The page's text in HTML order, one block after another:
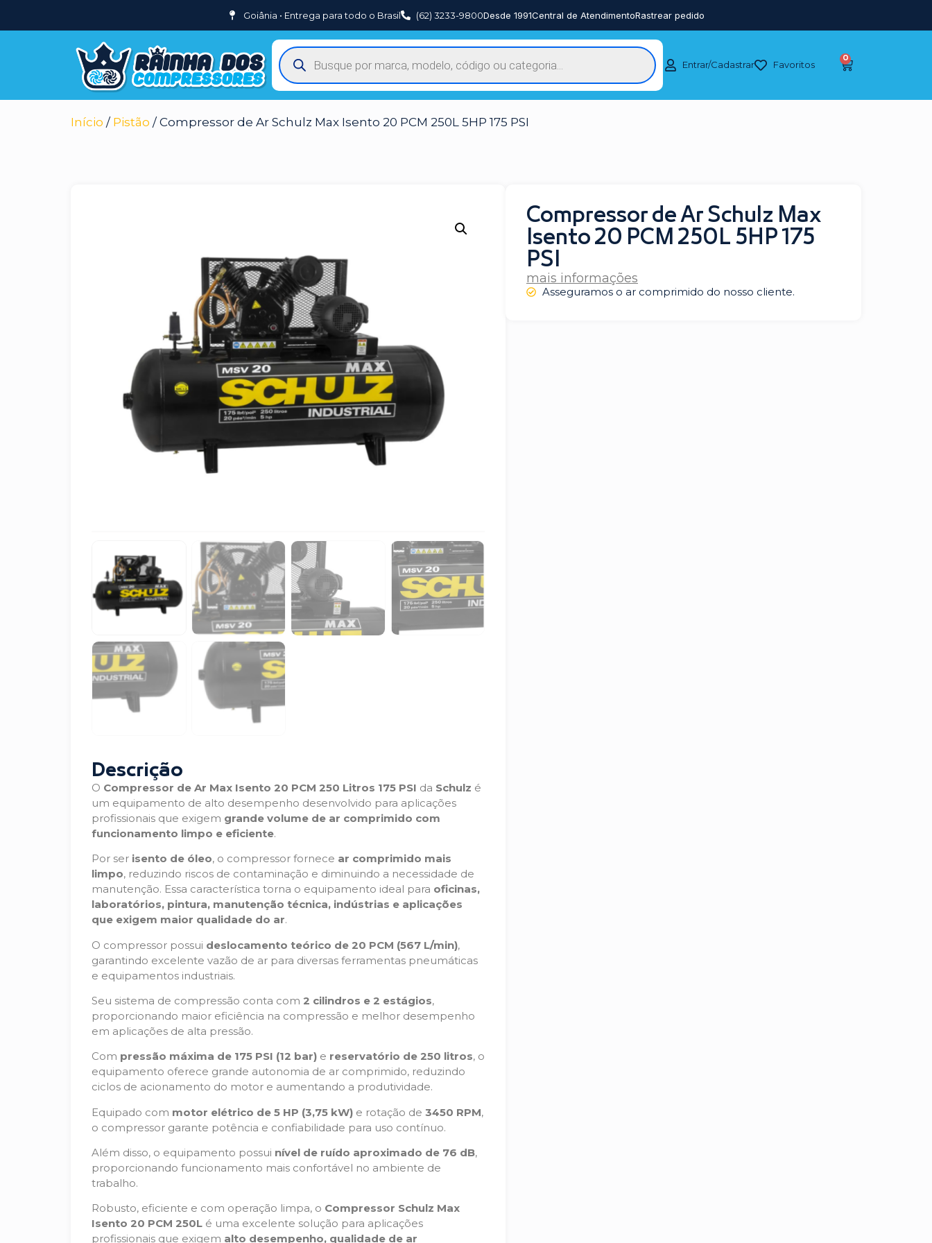
Goiânia • Entrega para todo o Brasil (62) 3233-9800Desde 1991Central de AtendimentoRastrear pedido
Entrar/Cadastrar Favoritos
0
Início / Pistão / Compressor de Ar Schulz Max Isento 20 PCM 250L 5HP 175 PSI
Descrição
O Compressor de Ar Max Isento 20 PCM 250 Litros 175 PSI da Schulz é
um equipamento de alto desempenho desenvolvido para aplicações
profissionais que exigem grande volume de ar comprimido com
funcionamento limpo e eficiente.
Por ser isento de óleo, o compressor fornece ar comprimido mais
limpo, reduzindo riscos de contaminação e diminuindo a necessidade de
manutenção. Essa característica torna o equipamento ideal para oficinas,
laboratórios, pintura, manutenção técnica, indústrias e aplicações
que exigem maior qualidade do ar.
O compressor possui deslocamento teórico de 20 PCM (567 L/min),
garantindo excelente vazão de ar para diversas ferramentas pneumáticas
e equipamentos industriais.
Seu sistema de compressão conta com 2 cilindros e 2 estágios,
proporcionando maior eficiência na compressão e melhor desempenho
em aplicações de alta pressão.
Com pressão máxima de 175 PSI (12 bar) e reservatório de 250 litros, o
equipamento oferece grande autonomia de ar comprimido, reduzindo
ciclos de acionamento do motor e aumentando a produtividade.
Equipado com motor elétrico de 5 HP (3,75 kW) e rotação de 3450 RPM,
o compressor garante potência e confiabilidade para uso contínuo.
Além disso, o equipamento possui nível de ruído aproximado de 76 dB,
proporcionando funcionamento mais confortável no ambiente de
trabalho.
Robusto, eficiente e com operação limpa, o Compressor Schulz Max
Isento 20 PCM 250L é uma excelente solução para aplicações
profissionais que exigem alto desempenho, qualidade de ar
Compressor de Ar Schulz Max
Isento 20 PCM 250L 5HP 175
PSI
mais informações
Asseguramos o ar comprimido do nosso cliente.